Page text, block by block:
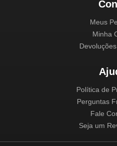
Meus
Minha
Política de
Perguntas
Fale
Seja um